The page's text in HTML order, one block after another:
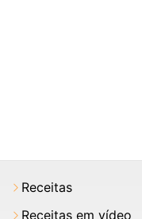
Receitas
Receitas em vídeo